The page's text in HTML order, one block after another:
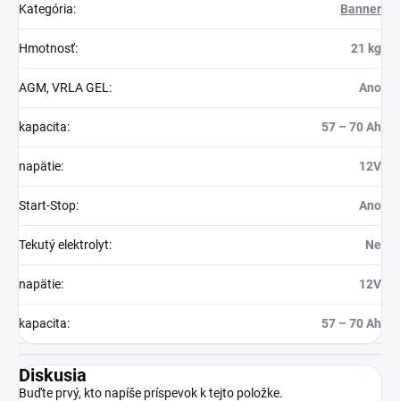
Kategória: Banner
Hmotnosť: 21 kg
AGM, VRLA GEL : Ano
kapacita: 57 – 70 Ah
napätie: 12V
Start-Stop: Ano
Tekutý elektrolyt: Ne
napätie: 12V
kapacita: 57 – 70 Ah
Diskusia
Buďte prvý, kto napíše príspevok k tejto položke.